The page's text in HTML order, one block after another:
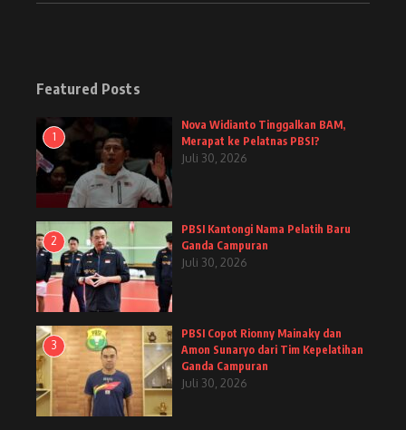
Featured Posts
1
Nova Widianto Tinggalkan BAM,
Merapat ke Pelatnas PBSI?
Juli 30, 2026
2
PBSI Kantongi Nama Pelatih Baru
Ganda Campuran
Juli 30, 2026
3
PBSI Copot Rionny Mainaky dan
Amon Sunaryo dari Tim Kepelatihan
Ganda Campuran
Juli 30, 2026